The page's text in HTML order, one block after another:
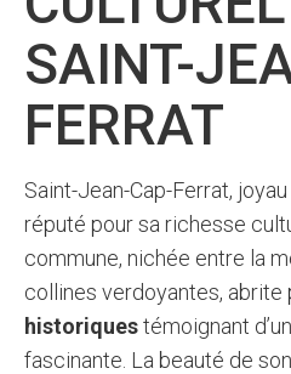
SAINT-
FERRAT
Saint-Jean-Cap-Ferrat,
réputé pour sa richesse
commune, nichée entre la
collines verdoyantes, abrite
historiquestémoignant
fascinante. La beauté de son